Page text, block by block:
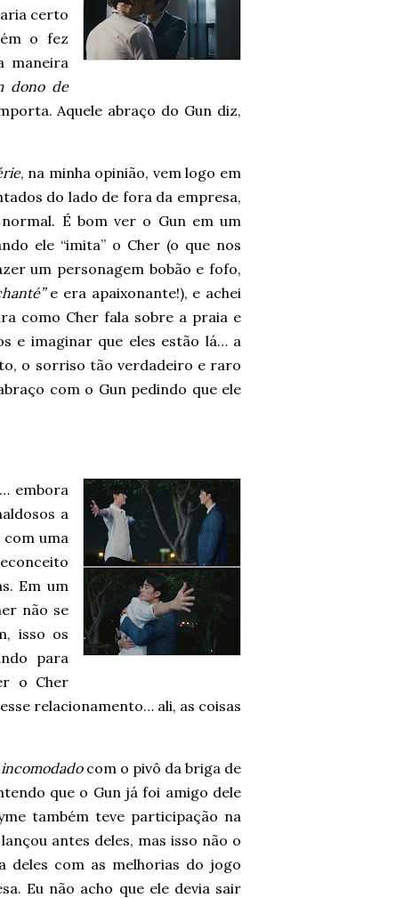
certo
o fez
maneira
dono de
Aquele abraço do Gun diz,
, na minha opinião, vem logo em
do lado de fora da empresa,
É bom ver o Gun em um
ele “imita” o Cher (o que nos
um personagem bobão e fofo,
e era apaixonante!), e achei
como Cher fala sobre a praia e
e imaginar que eles estão lá… a
o sorriso tão verdadeiro e raro
com o Gun pedindo que ele
embora
a
uma
Em um
não se
isso os
para
o Cher
relacionamento… ali, as coisas
com o pivô da briga de
que o Gun já foi amigo dele
também teve participação na
antes deles, mas isso não o
deles com as melhorias do jogo
Eu não acho que ele devia sair